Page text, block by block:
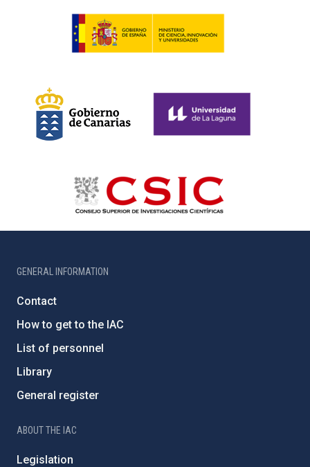
GENERAL INFORMATION
Contact
How to get to the IAC
List of personnel
Library
General register
ABOUT THE IAC
Legislation